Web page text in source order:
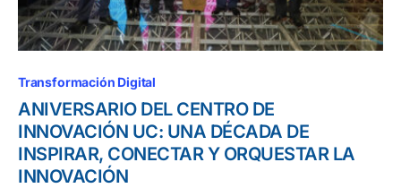
Transformación Digital
ANIVERSARIO DEL CENTRO DE
INNOVACIÓN UC: UNA DÉCADA DE
INSPIRAR, CONECTAR Y ORQUESTAR LA
INNOVACIÓN